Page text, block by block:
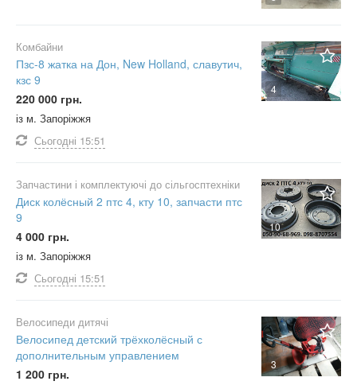
4
Комбайни
Пзс-8 жатка на Дон, New Holland, славутич,
кзс 9
220 000 грн.
із м. Запоріжжя
Сьогодні 15:51
10
Запчастини і комплектуючі до сільгосптехніки
Диск колёсный 2 птс 4, кту 10, запчасти птс
9
4 000 грн.
із м. Запоріжжя
Сьогодні 15:51
3
Велосипеди дитячі
Велосипед детский трёхколёсный с
дополнительным управлением
1 200 грн.